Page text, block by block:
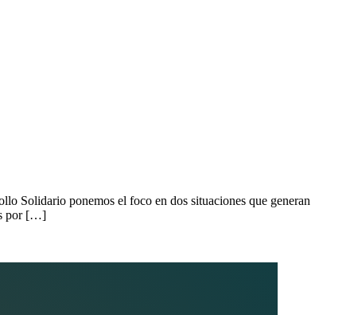
Solidario ponemos el foco en dos situaciones que generan
por […]